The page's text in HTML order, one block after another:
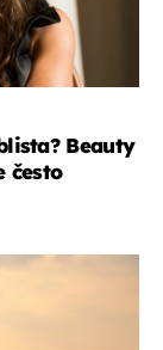
Beauty
često